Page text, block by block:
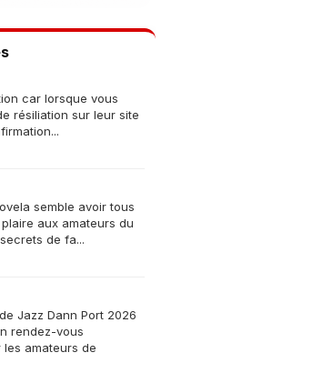
car lorsque vous
résiliation sur leur site
semble avoir tous
aux amateurs du
de fa...
Jazz Dann Port 2026
rendez-vous
amateurs de